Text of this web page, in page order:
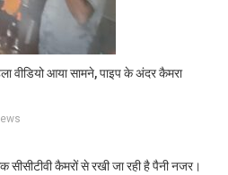
वीडियो आया सामने, पाइप के अंदर कैमरा
सीसीटीवी कैमरों से रखी जा रही है पैनी नजर।